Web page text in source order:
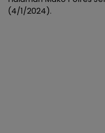
(4/1/2024).